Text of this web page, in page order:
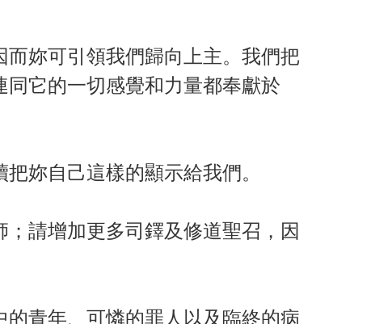
妳可引領我們歸向上主。我們把
它的一切感覺和力量都奉獻於
妳自己這樣的顯示給我們。
請增加更多司鐸及修道聖召，因
青年、可憐的罪人以及臨終的病